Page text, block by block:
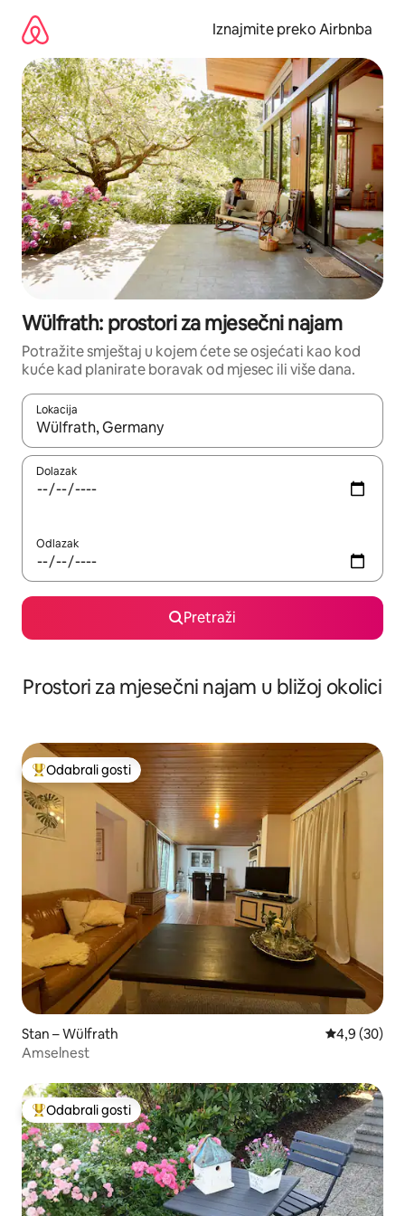
sadržaj
Iznajmite preko Airbnba
Wülfrath: prostori za mjesečni najam
Potražite smještaj u kojem ćete se osjećati kao kod
kuće kad planirate boravak od mjesec ili više dana.
Lokacija
Kada budu dostupni rezultati, moći ćete ih pregledati
Dolazak
Odlazak
Pretraži
Prostori za mjesečni najam u bližoj okolici
Među najviše rangiranima s oznakom „Odabrali gosti”
Odabrali gosti
Stan – Wülfrath Prosječna
4,9 (30)
Amselnest
Među najviše rangiranima s oznakom „Odabrali gosti”
Odabrali gosti